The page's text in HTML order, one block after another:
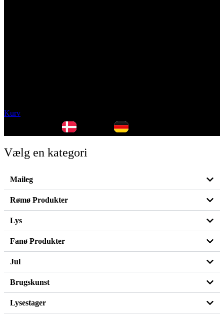
Kurv
Vælg en kategori
Maileg
Rømø Produkter
Lys
Fanø Produkter
Jul
Brugskunst
Lysestager